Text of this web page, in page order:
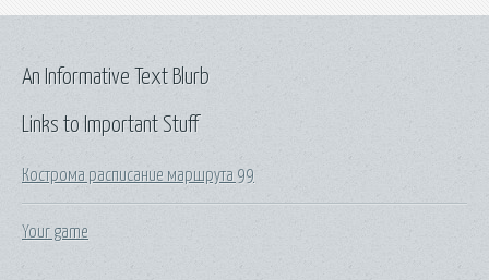
Links to Important Stuff
Кострома расписание маршрута 99
Your game
An Informative Text Blurb